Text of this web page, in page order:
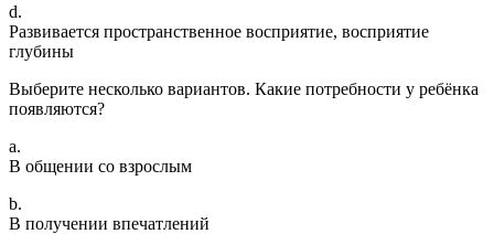
d.
Развивается пространственное восприятие, восприятие
глубины
Выберите несколько вариантов. Какие потребности у ребёнка
появляются?
a.
В общении со взрослым
b.
В получении впечатлений